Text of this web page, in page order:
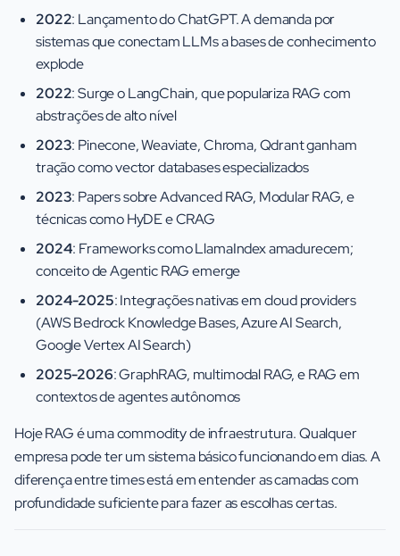
2022: Lançamento do ChatGPT. A demanda por
sistemas que conectam LLMs a bases de conhecimento
explode
2022: Surge o LangChain, que populariza RAG com
abstrações de alto nível
2023: Pinecone, Weaviate, Chroma, Qdrant ganham
tração como vector databases especializados
2023: Papers sobre Advanced RAG, Modular RAG, e
técnicas como HyDE e CRAG
2024: Frameworks como LlamaIndex amadurecem;
conceito de Agentic RAG emerge
2024-2025: Integrações nativas em cloud providers
(AWS Bedrock Knowledge Bases, Azure AI Search,
Google Vertex AI Search)
2025-2026: GraphRAG, multimodal RAG, e RAG em
contextos de agentes autônomos
Hoje RAG é uma commodity de infraestrutura. Qualquer
empresa pode ter um sistema básico funcionando em dias. A
diferença entre times está em entender as camadas com
profundidade suficiente para fazer as escolhas certas.